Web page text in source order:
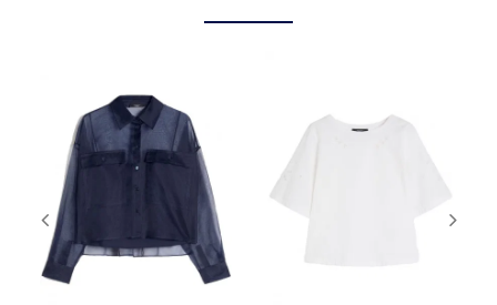
relevantes y atractivos para el usuario individual.
GUARDAR CONFIGURACIÓN
Puedes volver a configurar tus cookies desde la sección
"Configuración de cookies" al pie de la página. También puedes